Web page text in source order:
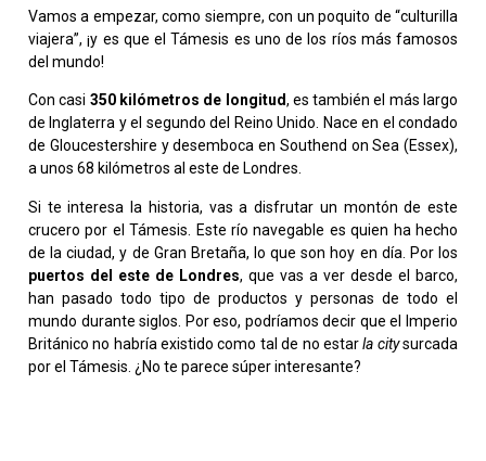
Vamos a empezar, como siempre, con un poquito de “culturilla
viajera”, ¡y es que el Támesis es uno de los ríos más famosos
del mundo!
Con casi 350 kilómetros de longitud, es también el más largo
de Inglaterra y el segundo del Reino Unido. Nace en el condado
de Gloucestershire y desemboca en Southend on Sea (Essex),
a unos 68 kilómetros al este de Londres.
Si te interesa la historia, vas a disfrutar un montón de este
crucero por el Támesis. Este río navegable es quien ha hecho
de la ciudad, y de Gran Bretaña, lo que son hoy en día. Por los
puertos del este de Londres, que vas a ver desde el barco,
han pasado todo tipo de productos y personas de todo el
mundo durante siglos. Por eso, podríamos decir que el Imperio
Británico no habría existido como tal de no estarla citysurcada
por el Támesis. ¿No te parece súper interesante?